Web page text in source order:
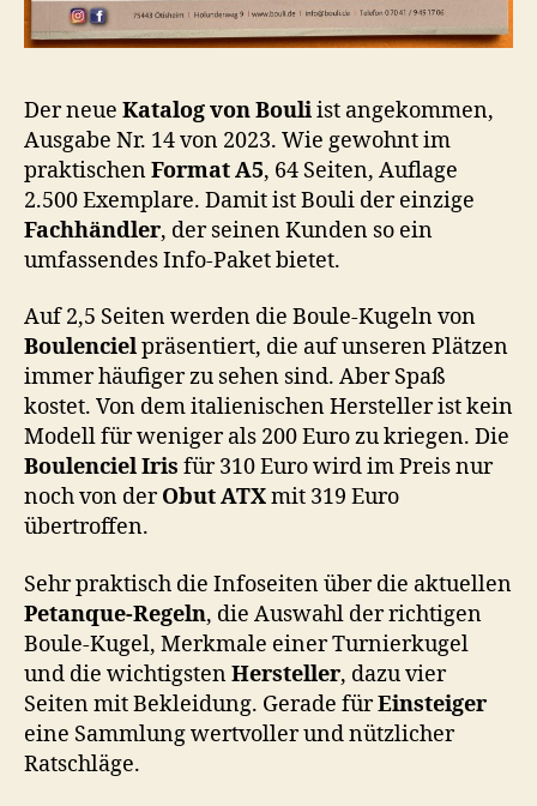
Der neue Katalog von Bouliist angekommen,
Ausgabe Nr. 14 von 2023. Wie gewohnt im
praktischenFormat A5, 64 Seiten, Auflage
2.500 Exemplare. Damit ist Bouli der einzige
Fachhändler, der seinen Kunden so ein
umfassendes Info-Paket bietet.
Auf 2,5 Seiten werden die Boule-Kugeln von
Boulencielpräsentiert, die auf unseren Plätzen
immer häufiger zu sehen sind. Aber Spaß
kostet. Von dem italienischen Hersteller ist kein
Modell für weniger als 200 Euro zu kriegen. Die
Boulenciel Iris für 310 Euro wird im Preis nur
noch von derObut ATXmit 319 Euro
übertroffen.
Sehr praktisch die Infoseiten über die aktuellen
Petanque-Regeln, die Auswahl der richtigen
Boule-Kugel, Merkmale einer Turnierkugel
und die wichtigstenHersteller, dazu vier
Seiten mit Bekleidung. Gerade fürEinsteiger
eine Sammlung wertvoller und nützlicher
Ratschläge.